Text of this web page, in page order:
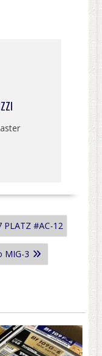
PLATZ #AC-12
MIG-3